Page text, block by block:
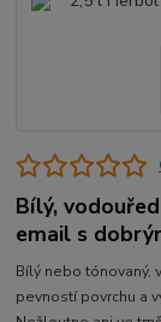
Bílý,
email s
Bílý nebo tónovaný,
pevností povrchu a